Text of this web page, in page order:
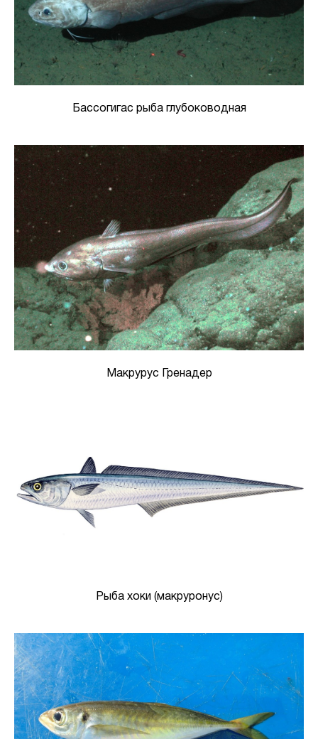
Бассогигас рыба глубоководная
Макрурус Гренадер
Рыба хоки (макруронус)